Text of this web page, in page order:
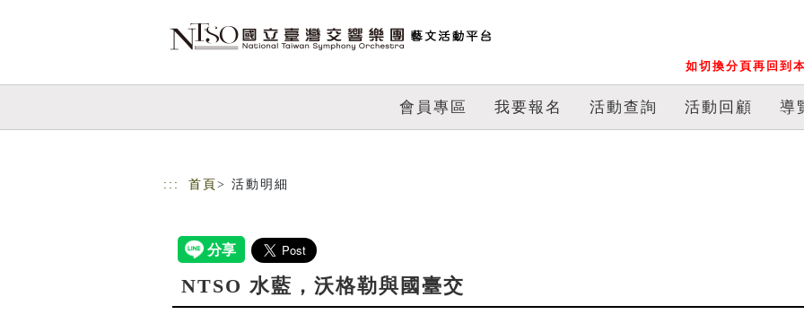
如切換分頁再回到
會員專區 我要報名 活動查詢 活動回顧 導
::: 首頁 > 活動明細
NTSO 水藍，沃格勒與國臺交